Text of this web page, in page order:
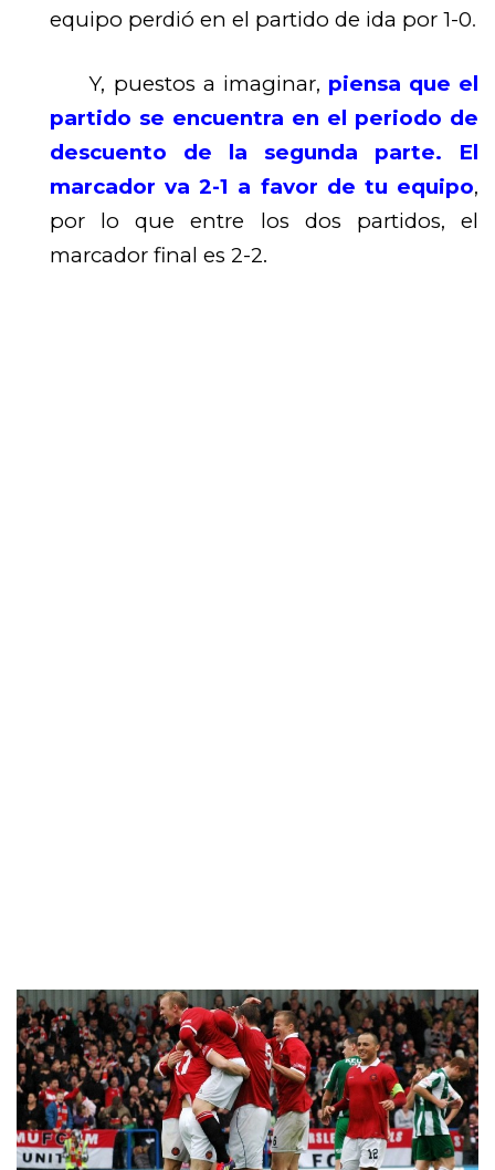
equipo perdió en el partido de ida por 1-0.
Y, puestos a imaginar, piensa que el
partido se encuentra en el periodo de
descuento de la segunda parte. El
marcador va 2-1 a favor de tu equipo,
por lo que entre los dos partidos, el
marcador final es 2-2.